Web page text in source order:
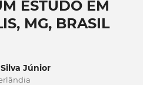
ESTUDO EM
MG, BRASIL
Júnior